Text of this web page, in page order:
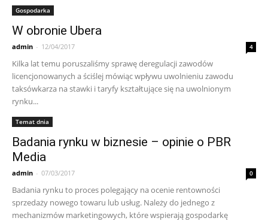
Gospodarka
W obronie Ubera
admin - 12/04/2017 4
Kilka lat temu poruszaliśmy sprawę deregulacji zawodów
licencjonowanych a ściślej mówiąc wpływu uwolnieniu zawodu
taksówkarza na stawki i taryfy kształtujące się na uwolnionym
rynku...
Temat dnia
Badania rynku w biznesie – opinie o PBR
Media
admin - 07/03/2017 0
Badania rynku to proces polegający na ocenie rentowności
sprzedaży nowego towaru lub usług. Należy do jednego z
mechanizmów marketingowych, które wspierają gospodarkę